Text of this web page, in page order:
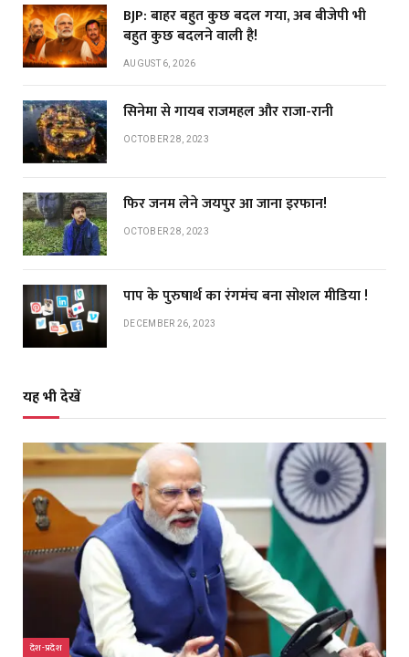
BJP: बाहर बहुत कुछ बदल गया, अब बीजेपी भी
बहुत कुछ बदलने वाली है!
AUGUST 6, 2026
सिनेमा से गायब राजमहल और राजा-रानी
OCTOBER 28, 2023
फिर जनम लेने जयपुर आ जाना इरफान!
OCTOBER 28, 2023
पाप के पुरुषार्थ का रंगमंच बना सोशल मीडिया !
DECEMBER 26, 2023
यह भी देखें
देश-प्रदेश